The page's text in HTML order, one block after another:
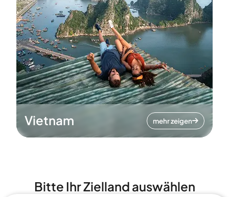
Vietnam mehr zeigen
Bitte Ihr Zielland auswählen